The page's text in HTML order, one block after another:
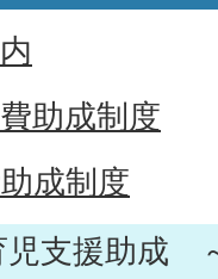
助成制度
成制度
児支援助成